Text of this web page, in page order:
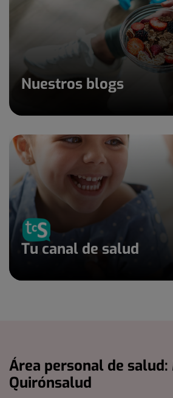
Nuestros blogs
Tu canal de salud
Área personal de salud:
Quirónsalud